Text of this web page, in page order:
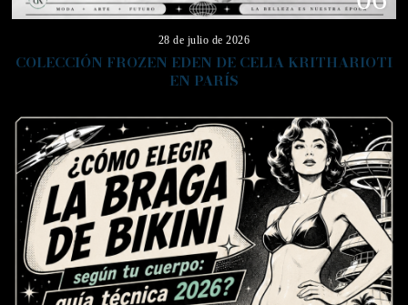
28 de julio de 2026
COLECCIÓN FROZEN EDEN DE CELIA KRITHARIOTI
EN PARÍS